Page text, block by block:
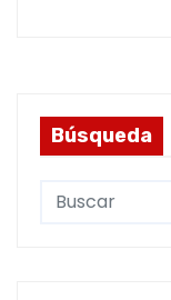
Búsqueda